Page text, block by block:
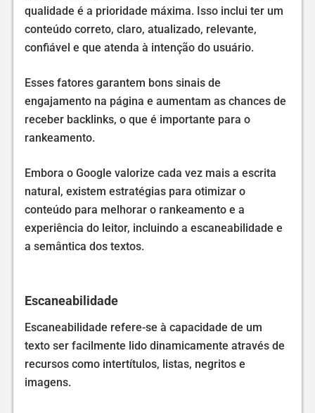
qualidade é a prioridade máxima. Isso inclui ter um
conteúdo correto, claro, atualizado, relevante,
confiável e que atenda à intenção do usuário.
Esses fatores garantem bons sinais de
engajamento na página e aumentam as chances de
receber backlinks, o que é importante para o
rankeamento.
Embora o Google valorize cada vez mais a escrita
natural, existem estratégias para otimizar o
conteúdo para melhorar o rankeamento e a
experiência do leitor, incluindo a escaneabilidade e
a semântica dos textos.
Escaneabilidade
Escaneabilidade refere-se à capacidade de um
texto ser facilmente lido dinamicamente através de
recursos como intertítulos, listas, negritos e
imagens.